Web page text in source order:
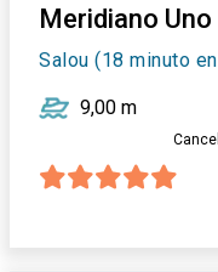
Meridiano Uno
Salou (18 minuto
9,00 m